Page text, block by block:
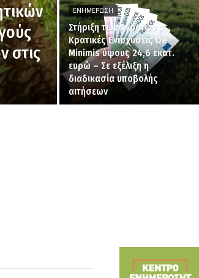
στις
ΕΝΗΜΈΡΩΣΗ
Στήριξη των Αγροτών με
Κρατικές Ενισχύσεις De
Minimis ύψους 24,6 εκατ.
ευρώ – Σε εξέλιξη η
διαδικασία υποβολής
αιτήσεων